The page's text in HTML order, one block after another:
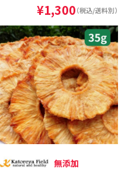
¥1,300（税込/送料別）
無添加